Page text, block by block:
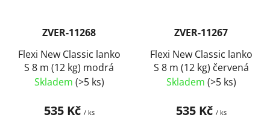
ZVER-11268
Flexi New Classic lanko
S 8 m (12 kg) modrá
Skladem (>5 ks)
535 Kč / ks
ZVER-11267
Flexi New Classic lanko
S 8 m (12 kg) červená
Skladem (>5 ks)
535 Kč / ks